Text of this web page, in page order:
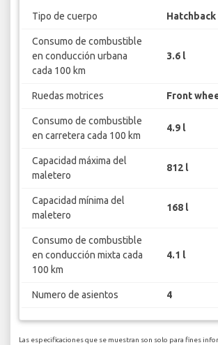
Tipo de cuerpo Hatchback
Consumo de combustible
en conducción urbana
cada 100 km
3.6 l
Ruedas motrices Front
Consumo de combustible
en carretera cada 100 km
4.9 l
Capacidad máxima del
maletero
812 l
Capacidad mínima del
maletero
168 l
Consumo de combustible
en conducción mixta cada
100 km
4.1 l
Numero de asientos 4
Las especificaciones que se muestran son solo para fines